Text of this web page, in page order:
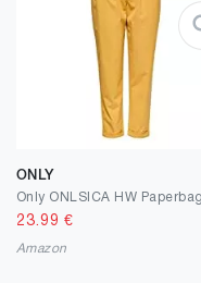
ONLY
23.99 €
Amazon